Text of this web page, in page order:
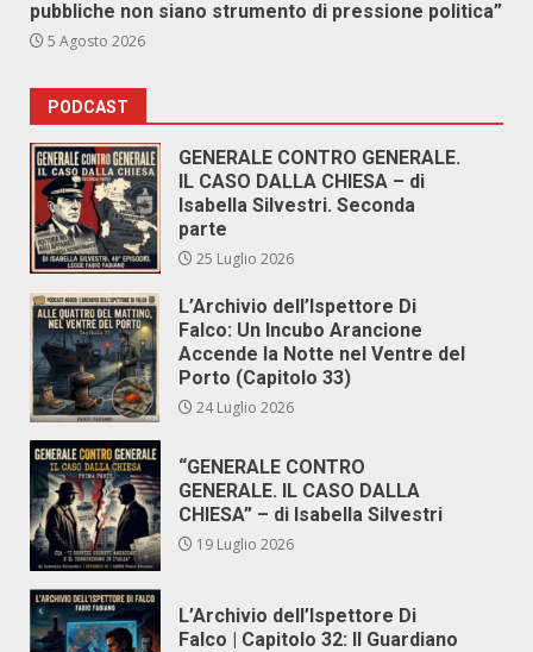
pubbliche non siano strumento di pressione politica”
5 Agosto 2026
PODCAST
GENERALE CONTRO GENERALE.
IL CASO DALLA CHIESA – di
Isabella Silvestri. Seconda
parte
25 Luglio 2026
L’Archivio dell’Ispettore Di
Falco: Un Incubo Arancione
Accende la Notte nel Ventre del
Porto (Capitolo 33)
24 Luglio 2026
“GENERALE CONTRO
GENERALE. IL CASO DALLA
CHIESA” – di Isabella Silvestri
19 Luglio 2026
L’Archivio dell’Ispettore Di
Falco | Capitolo 32: Il Guardiano